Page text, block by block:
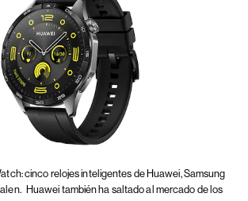
cinco relojes inteligentes de Huawei, Samsung
Huawei también ha saltado al mercado de los